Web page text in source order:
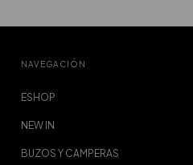
NAVEGACIÓN
ESHOP
NEW IN
BUZOS Y CAMPERAS